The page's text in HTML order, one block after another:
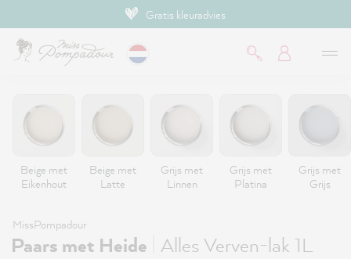
Gratis kleuradvies
Beige met
Eikenhout
Beige met
Latte
Grijs met
Linnen
Grijs met
Platina
Grijs met
Grijs
MissPompadour
Paars met Heide Alles Verven-lak 1L